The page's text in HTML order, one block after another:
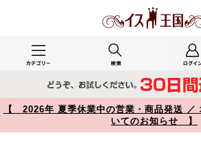
【 2026年 夏季休業中の営業・商品発送 ／
いてのお知らせ 】